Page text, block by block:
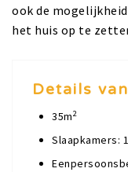
ook de
het huis op te
Details
35m2
Slaapkamers: 1